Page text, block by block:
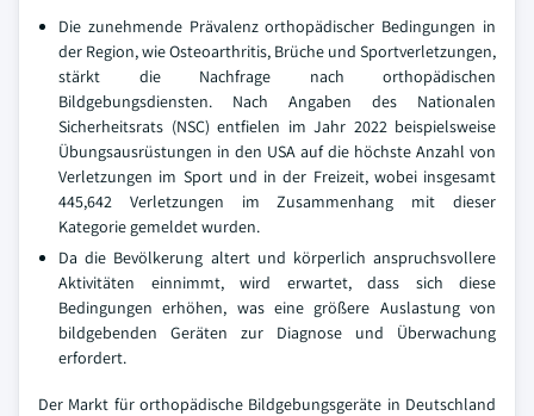
Die zunehmende Prävalenz orthopädischer Bedingungen in
der Region, wie Osteoarthritis, Brüche und Sportverletzungen,
stärkt die Nachfrage nach orthopädischen
Bildgebungsdiensten. Nach Angaben des Nationalen
Sicherheitsrats (NSC) entfielen im Jahr 2022 beispielsweise
Übungsausrüstungen in den USA auf die höchste Anzahl von
Verletzungen im Sport und in der Freizeit, wobei insgesamt
445,642 Verletzungen im Zusammenhang mit dieser
Kategorie gemeldet wurden.
Da die Bevölkerung altert und körperlich anspruchsvollere
Aktivitäten einnimmt, wird erwartet, dass sich diese
Bedingungen erhöhen, was eine größere Auslastung von
bildgebenden Geräten zur Diagnose und Überwachung
erfordert.
Der Markt für orthopädische Bildgebungsgeräte in Deutschland